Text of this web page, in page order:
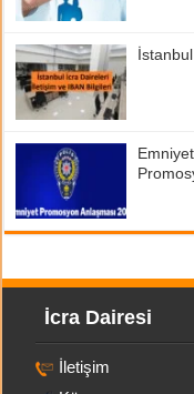
İcra Dairesi
İletişim